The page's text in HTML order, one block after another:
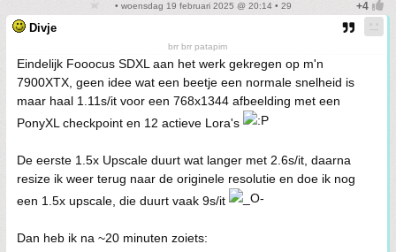
• woensdag 19 februari 2025 @ 20:14 • 29
Divje
brr brr patapim
Eindelijk Fooocus SDXL aan het werk gekregen op m'n
7900XTX, geen idee wat een beetje een normale snelheid is
maar haal 1.11s/it voor een 768x1344 afbeelding met een
PonyXL checkpoint en 12 actieve Lora's
De eerste 1.5x Upscale duurt wat langer met 2.6s/it, daarna
resize ik weer terug naar de originele resolutie en doe ik nog
een 1.5x upscale, die duurt vaak 9s/it
Dan heb ik na ~20 minuten zoiets: